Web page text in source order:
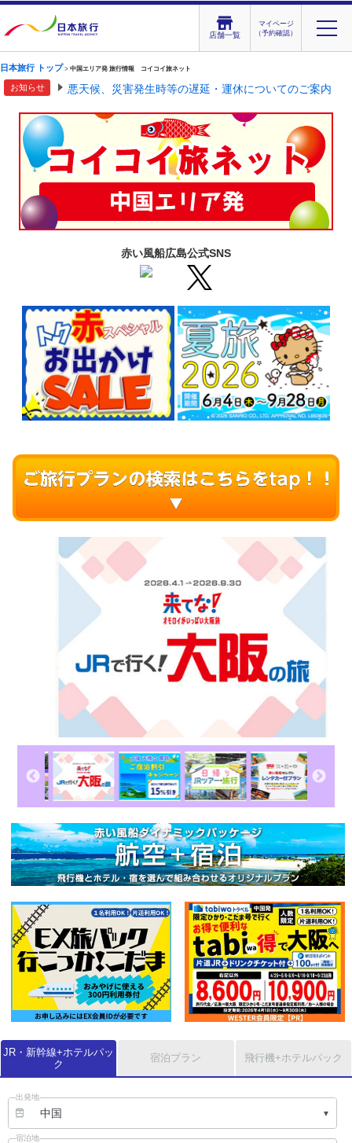
店舗一覧
マイページ
（予約確認）
日本旅行 トップ > 中国エリア発 旅行情報 コイコイ旅ネット
お知らせ 悪天候、災害発生時等の遅延・運休についてのご案内
赤い風船広島公式SNS
JR・新幹線+ホテルパッ
ク
宿泊プラン 飛行機+ホテルパック
出発地
宿泊地